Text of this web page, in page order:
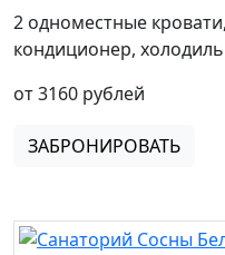
2 одноместные
кондиционер,
от 3160 рублей
ЗАБРОНИРОВАТЬ